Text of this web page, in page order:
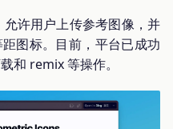
许用户上传参考图像，并
图标。目前，平台已成功
和 remix 等操作。